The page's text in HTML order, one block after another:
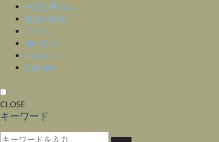
生活と暮らし
趣味や娯楽
コラム
Site Map
About us
Contact
CLOSE
キーワード